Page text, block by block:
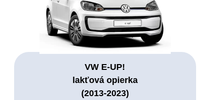
VW E-UP!
lakťová opierka
(2013-2023)